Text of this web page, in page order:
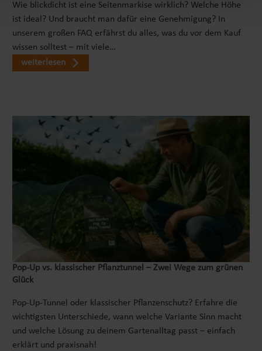
Wie blickdicht ist eine Seitenmarkise wirklich? Welche Höhe
ist ideal? Und braucht man dafür eine Genehmigung? In
unserem großen FAQ erfährst du alles, was du vor dem Kauf
wissen solltest – mit viele…
weiterlesen
Pop‑Up vs. klassischer Pflanztunnel – Zwei Wege zum grünen
Glück
Pop-Up-Tunnel oder klassischer Pflanzenschutz? Erfahre die
wichtigsten Unterschiede, wann welche Variante Sinn macht
und welche Lösung zu deinem Gartenalltag passt – einfach
erklärt und praxisnah!